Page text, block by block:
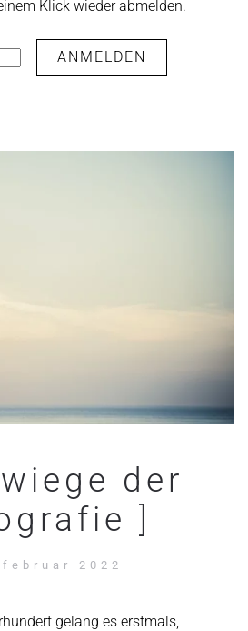
Klick wieder abmelden.
wiege der
]
2022
gelang es erstmals,